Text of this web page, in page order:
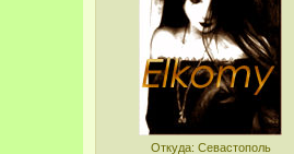
Откуда: Севастополь